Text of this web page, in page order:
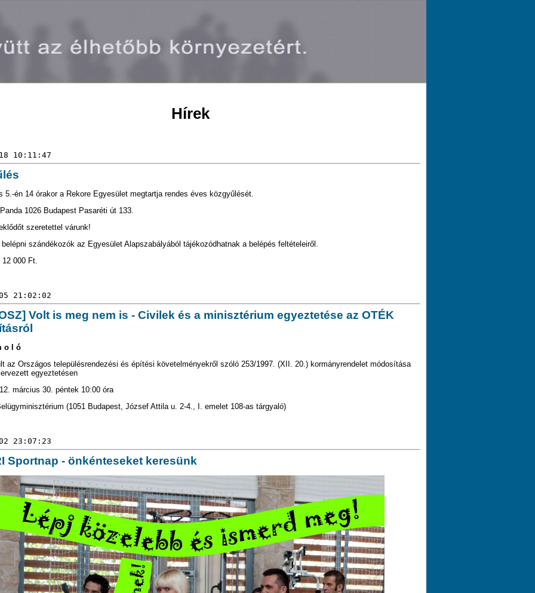
Hírek
10:11:47
5.-én 14 órakor a Rekore Egyesület megtartja rendes éves közgyűlését.
1026 Budapest Pasaréti út 133.
szeretettel várunk!
szándékozók az Egyesület Alapszabályából tájékozódhatnak a belépés feltételeiről.
000 Ft.
21:02:02
Volt is meg nem is - Civilek és a minisztérium egyeztetése az OTÉK
o l ó
az Országos településrendezési és építési követelményekről szóló 253/1997. (XII. 20.) kormányrendelet módosítása
egyeztetésen
március 30. péntek 10:00 óra
(1051 Budapest, József Attila u. 2-4., I. emelet 108-as tárgyaló)
23:07:23
Sportnap - önkénteseket keresünk